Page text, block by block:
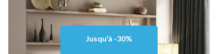
Jusqu'à -30%